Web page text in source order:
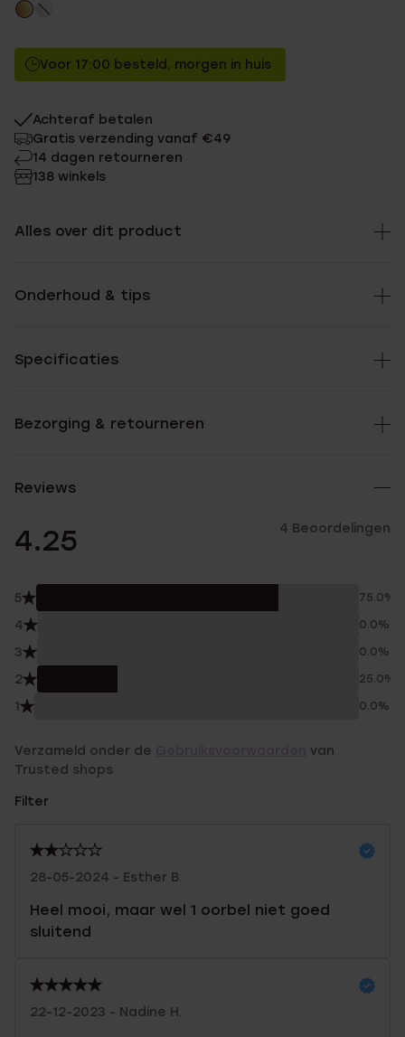
Voor 17:00 besteld, morgen in huis
Achteraf betalen
Gratis verzending vanaf €49
14 dagen retourneren
138 winkels
Alles over dit product
Onderhoud & tips
Specificaties
Bezorging & retourneren
Reviews
4.25 4 Beoordelingen
5 75.0%
4 0.0%
3 0.0%
2 25.0%
1 0.0%
Verzameld onder de
van
Trusted shops
Filter
28-05-2024 - Esther B.
Heel mooi, maar wel 1 oorbel niet goed
sluitend
22-12-2023 - Nadine H.